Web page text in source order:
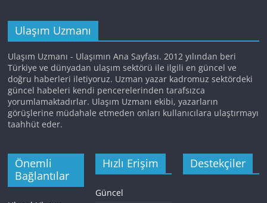
Ulaşım Uzmanı
Ulaşım Uzmanı - Ulaşımın Ana Sayfası. 2012 yılından beri
Türkiye ve dünyadan ulaşım sektörü ile ilgili en güncel ve
doğru haberleri iletiyoruz. Uzman yazar kadromuz sektördeki
güncel habeleri kendi pencerelerinden tarafsızca
yorumlamaktadırlar. Ulaşım Uzmanı ekibi, yazarların
görüşlerine müdahale etmeden onları kullanıcılara ulaştırmayı
taahhüt eder.
Önemli
Bağlantılar
Hızlı Erişim
Güncel
Destekçiler